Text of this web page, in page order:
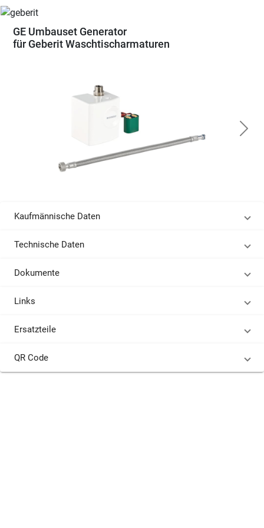
GE Umbauset Generator
für Geberit Waschtischarmaturen
Kaufmännische Daten
Technische Daten
Dokumente
Links
Ersatzteile
QR Code